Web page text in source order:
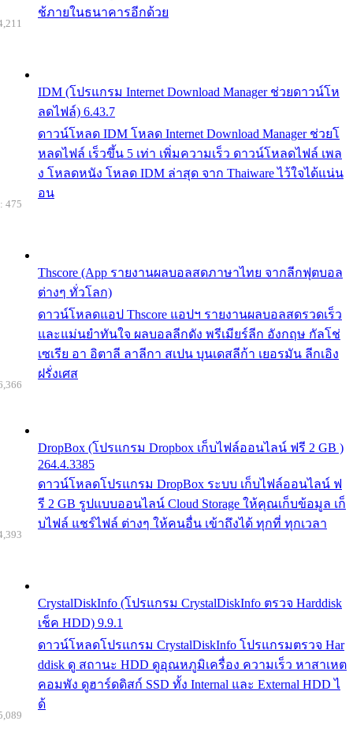
ช้ภายในธนาคารอีกด้วย
IDM (โปรแกรม Internet Download Manager ช่วยดาวน์โห
ลดไฟล์) 6.43.7
ดาวน์โหลด IDM โหลด Internet Download Manager ช่วยโ
หลดไฟล์ เร็วขึ้น 5 เท่า เพิ่มความเร็ว ดาวน์โหลดไฟล์ เพล
ง โหลดหนัง โหลด IDM ล่าสุด จาก Thaiware ไว้ใจได้แน่น
อน
Thscore (App รายงานผลบอลสดภาษาไทย จากลีกฟุตบอล
ต่างๆ ทั่วโลก)
ดาวน์โหลดแอป Thscore แอปฯ รายงานผลบอลสดรวดเร็ว
และแม่นยำทันใจ ผลบอลลีกดัง พรีเมียร์ลีก อังกฤษ กัลโช่
เซเรีย อา อิตาลี ลาลีกา สเปน บุนเดสลีก้า เยอรมัน ลีกเอิง
ฝรั่งเศส
475
DropBox (โปรแกรม Dropbox เก็บไฟล์ออนไลน์ ฟรี 2 GB )
264.4.3385
ดาวน์โหลดโปรแกรม DropBox ระบบ เก็บไฟล์ออนไลน์ ฟ
รี 2 GB รูปแบบออนไลน์ Cloud Storage ให้คุณเก็บข้อมูล เก็
บไฟล์ แชร์ไฟล์ ต่างๆ ให้คนอื่น เข้าถึงได้ ทุกที่ ทุกเวลา
CrystalDiskInfo (โปรแกรม CrystalDiskInfo ตรวจ Harddisk
เช็ค HDD) 9.9.1
ดาวน์โหลดโปรแกรม CrystalDiskInfo โปรแกรมตรวจ Har
ddisk ดู สถานะ HDD ดูอุณหภูมิเครื่อง ความเร็ว หาสาเหต
คอมพัง ดูฮาร์ดดิสก์ SSD ทั้ง Internal และ External HDD ไ
ด้